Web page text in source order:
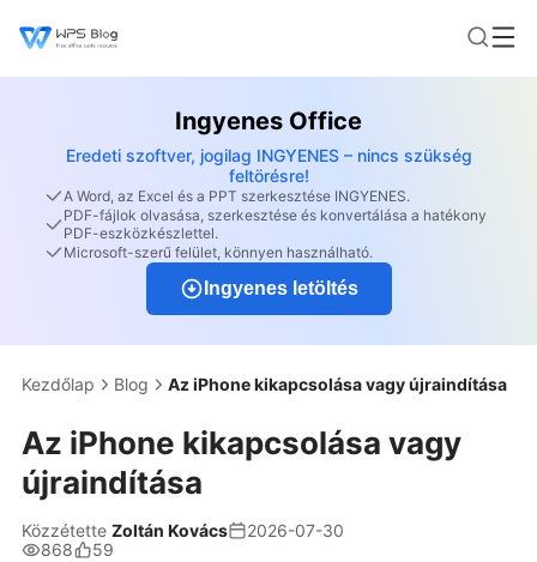
Ingyenes Office
Eredeti szoftver, jogilag INGYENES – nincs szükség
feltörésre!
A Word, az Excel és a PPT szerkesztése INGYENES.
PDF-fájlok olvasása, szerkesztése és konvertálása a hatékony
PDF-eszközkészlettel.
Microsoft-szerű felület, könnyen használható.
Ingyenes letöltés
Kezdőlap Blog Az iPhone kikapcsolása vagy újraindítása
Az iPhone kikapcsolása vagy
újraindítása
Közzétette Zoltán Kovács
2026-07-30
868
59